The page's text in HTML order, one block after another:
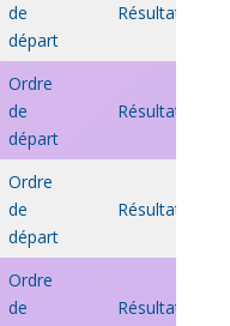
de
départ
Résultats
Ordre
de
départ
Résultats
Ordre
de
départ
Résultats
Ordre
de
Résultats